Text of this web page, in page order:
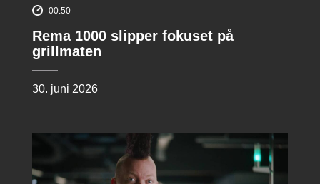
00:50
Rema 1000 slipper fokuset på
grillmaten
30. juni 2026